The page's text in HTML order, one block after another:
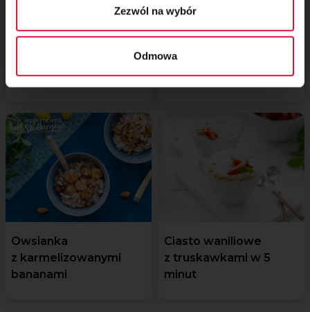
Zezwól na wybór
OdmowaGniazdka wielkanocne
bez pieczenia
Owsianka
z karmelizowanymi
bananami
Ciasto waniliowe
z truskawkami w 5
minut